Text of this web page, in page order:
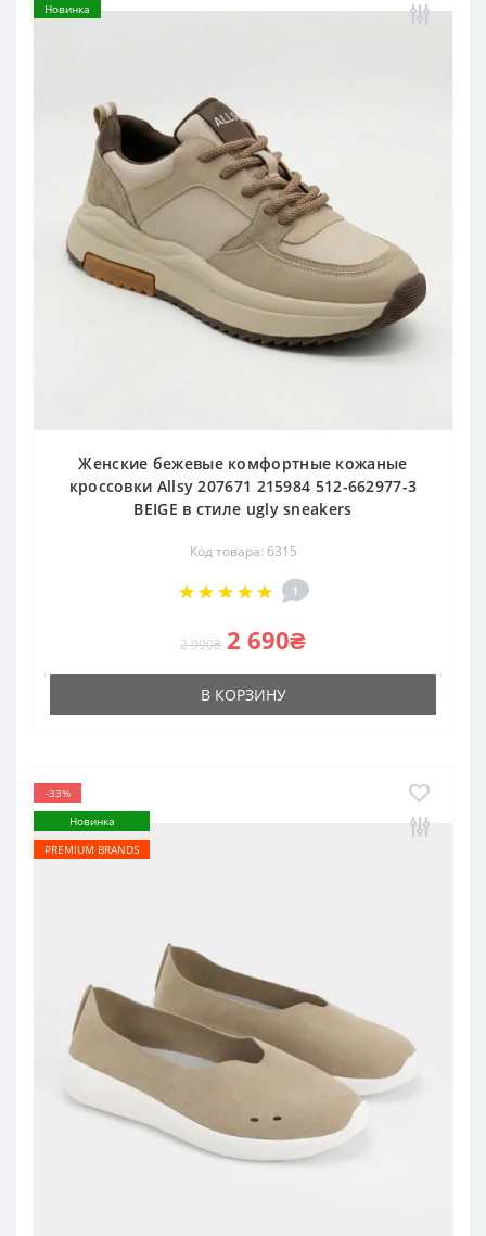
Новинка
Женские бежевые комфортные кожаные
кроссовки Allsy 207671 215984 512-662977-3
BEIGE в стиле ugly sneakers
Код товара: 6315
1
2 990₴ 2 690₴
В КОРЗИНУ
-33%
Новинка
PREMIUM BRANDS